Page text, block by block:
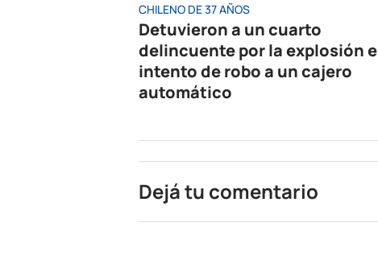
CHILENO DE 37 AÑOS
Detuvieron a un cuarto
delincuente por la explosión e
intento de robo a un cajero
automático
Dejá tu comentario